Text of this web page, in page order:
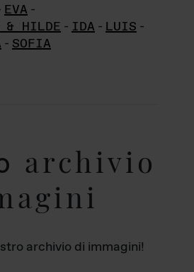
EVA -
& HILDE - IDA - LUIS -
- SOFIA
archivio
archivio di immagini!